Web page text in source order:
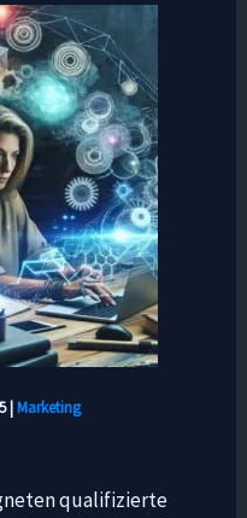
|Marketing
qualifizierte